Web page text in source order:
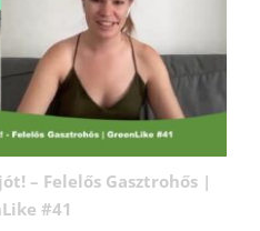
– Felelős Gasztrohős |
#41